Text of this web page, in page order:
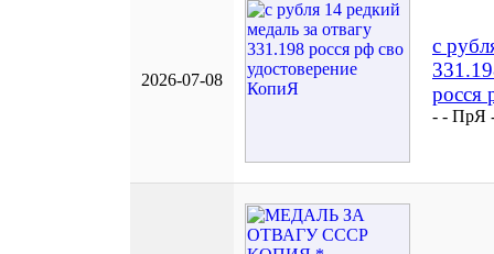
2026-07-08
с
росся
- - ПрЯ